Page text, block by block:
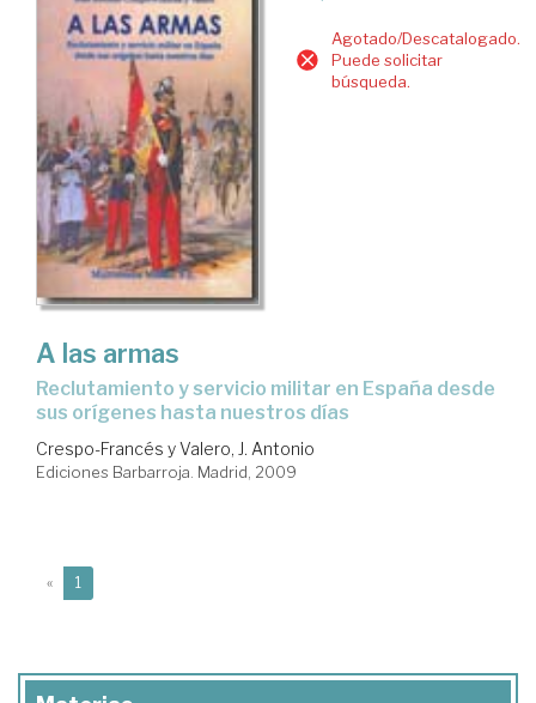
Agotado/Descatalogado.
Puede solicitar
búsqueda.
A las armas
reclutamiento y servicio militar en España desde
sus orígenes hasta nuestros días
Crespo-Francés y Valero, J. Antonio
Ediciones Barbarroja. Madrid, 2009
« 1